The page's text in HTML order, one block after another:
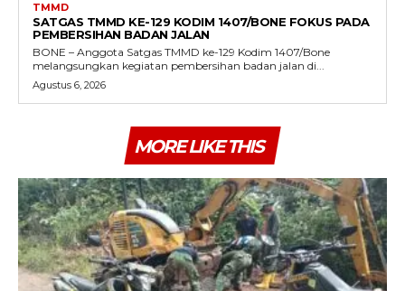
TMMD
SATGAS TMMD KE-129 KODIM 1407/BONE FOKUS PADA
PEMBERSIHAN BADAN JALAN
BONE – Anggota Satgas TMMD ke-129 Kodim 1407/Bone
melangsungkan kegiatan pembersihan badan jalan di...
Agustus 6, 2026
MORE LIKE THIS